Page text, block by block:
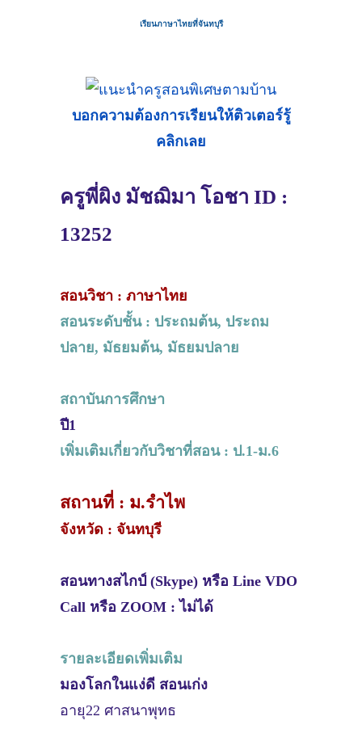
เรียนภาษาไทยที่จันทบุรี
บอกความต้องการเรียนให้ติวเตอร์รู้
คลิกเลย
ครูพี่ผิง มัชฌิมา โอชา ID :
13252
สอนวิชา : ภาษาไทย
สอนระดับชั้น : ประถมต้น, ประถม
ปลาย, มัธยมต้น, มัธยมปลาย
สถาบันการศึกษา
ปี1
เพิ่มเติมเกี่ยวกับวิชาที่สอน : ป.1-ม.6
สถานที่ : ม.รำไพ
จังหวัด : จันทบุรี
สอนทางสไกป์ (Skype) หรือ Line VDO
Call หรือ ZOOM : ไม่ได้
รายละเอียดเพิ่มเติม
มองโลกในแง่ดี สอนเก่ง
อายุ22 ศาสนาพุทธ